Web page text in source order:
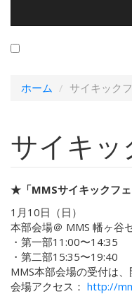
ホーム サイキック
サイキ
★「MMSサイキックフ
1月10日（日）
本部会場＠ MMS 幡ヶ谷
・第一部11:00〜14:35
・第二部15:35〜19:40
MMS本部会場の受付は
会場アクセス： http://